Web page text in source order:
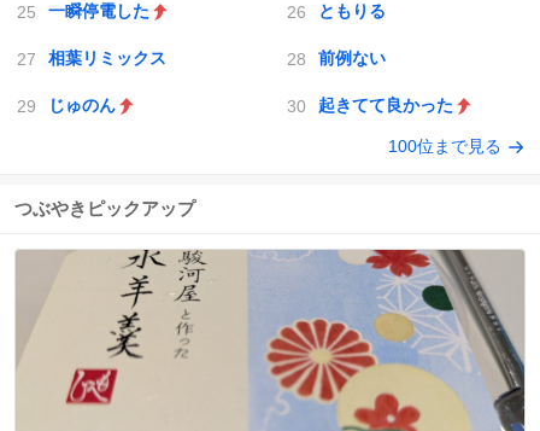
一瞬停電した ともりる
相葉リミックス 前例ない
じゅのん 起きてて良かった
100位まで見る
つぶやきピックアップ